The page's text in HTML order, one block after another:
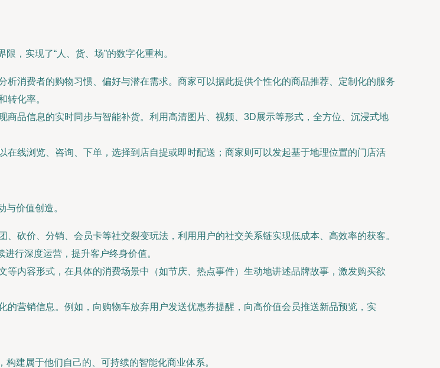
，实现了“人、货、场”的数字化重构。
析消费者的购物习惯、偏好与潜在需求。商家可以据此提供个性化的商品推荐、定制化的服务
转化率。
商品信息的实时同步与智能补货。利用高清图片、视频、3D展示等形式，全方位、沉浸式地
在线浏览、咨询、下单，选择到店自提或即时配送；商家则可以发起基于地理位置的门店活
与价值创造。
砍价、分销、会员卡等社交裂变玩法，利用用户的社交关系链实现低成本、高效率的获客。
行深度运营，提升客户终身价值。
等内容形式，在具体的消费场景中（如节庆、热点事件）生动地讲述品牌故事，激发购买欲
的营销信息。例如，向购物车放弃用户发送优惠券提醒，向高价值会员推送新品预览，实
建属于他们自己的、可持续的智能化商业体系。